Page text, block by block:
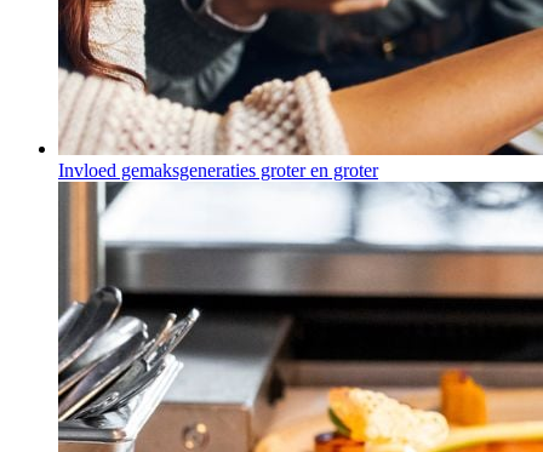
Invloed gemaksgeneraties groter en groter